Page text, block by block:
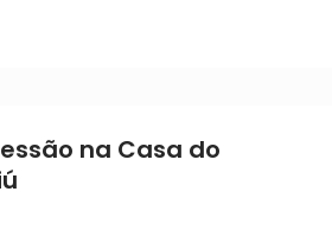
na Casa do